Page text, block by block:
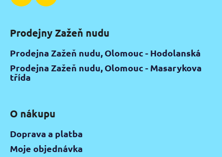
Prodejny Zažeň nudu
Prodejna Zažeň nudu, Olomouc - Hodolanská
Prodejna Zažeň nudu, Olomouc - Masarykova
třída
O nákupu
Doprava a platba
Moje objednávka